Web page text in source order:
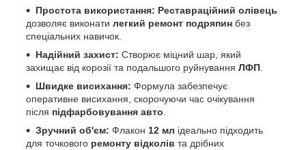
Простота використання: Реставраційний олівець
дозволяє виконати легкий ремонт подряпин без
спеціальних навичок.
Надійний захист: Створює міцний шар, який
захищає від корозії та подальшого руйнування ЛФП.
Швидке висихання: Формула забезпечує
оперативне висихання, скорочуючи час очікування
після підфарбовування авто.
Зручний об'єм: Флакон 12 мл ідеально підходить
для точкового ремонту відколів та дрібних